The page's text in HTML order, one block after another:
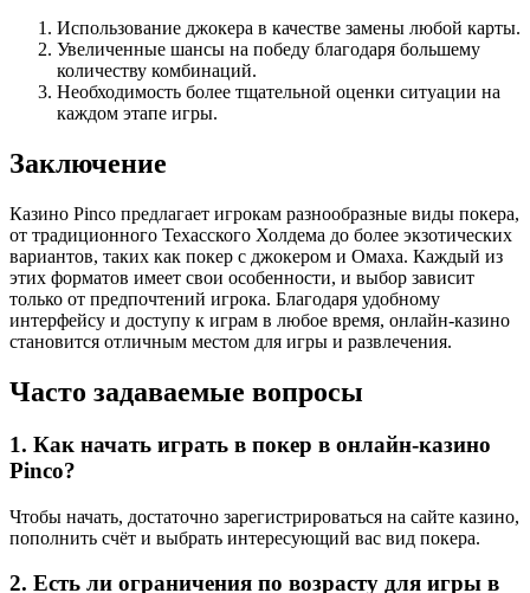
Использование джокера в качестве замены любой карты.
Увеличенные шансы на победу благодаря большему
количеству комбинаций.
Необходимость более тщательной оценки ситуации на
каждом этапе игры.
Заключение
Казино Pinco предлагает игрокам разнообразные виды покера,
от традиционного Техасского Холдема до более экзотических
вариантов, таких как покер с джокером и Омаха. Каждый из
этих форматов имеет свои особенности, и выбор зависит
только от предпочтений игрока. Благодаря удобному
интерфейсу и доступу к играм в любое время, онлайн-казино
становится отличным местом для игры и развлечения.
Часто задаваемые вопросы
1. Как начать играть в покер в онлайн-казино
Pinco?
Чтобы начать, достаточно зарегистрироваться на сайте казино,
пополнить счёт и выбрать интересующий вас вид покера.
2. Есть ли ограничения по возрасту для игры в